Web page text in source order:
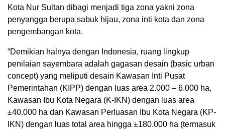
Kota Nur Sultan dibagi menjadi tiga zona yakni zona
penyangga berupa sabuk hijau, zona inti kota dan zona
pengembangan kota.
“Demikian halnya dengan Indonesia, ruang lingkup
penilaian sayembara adalah gagasan desain (basic urban
concept) yang meliputi desain Kawasan Inti Pusat
Pemerintahan (KIPP) dengan luas area 2.000 – 6.000 ha,
Kawasan Ibu Kota Negara (K-IKN) dengan luas area
±40.000 ha dan Kawasan Perluasan Ibu Kota Negara (KP-
IKN) dengan luas total area hingga ±180.000 ha (termasuk